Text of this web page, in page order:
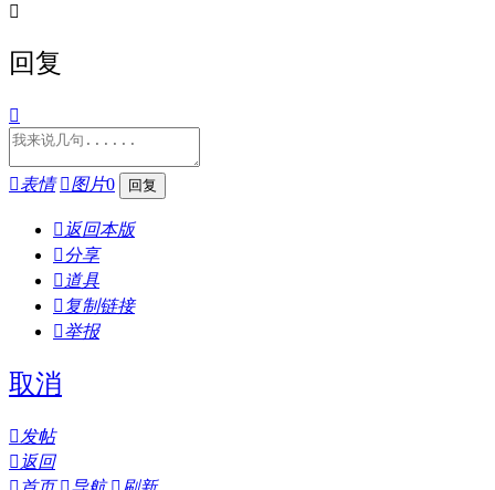

回复

表情 图片0
 返回本版
分享
 道具
 复制链接
举报
取消
发帖
 返回